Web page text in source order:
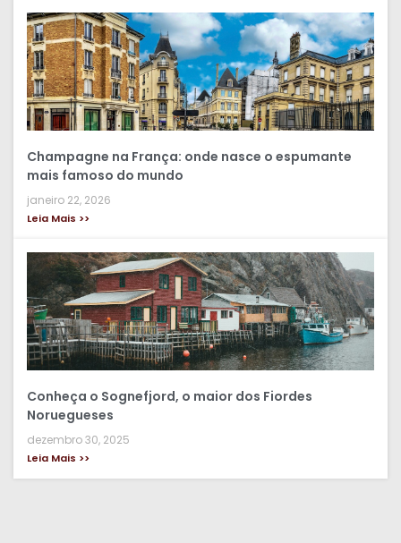
Champagne na França: onde nasce o espumante
mais famoso do mundo
janeiro 22, 2026
Leia Mais >>
Conheça o Sognefjord, o maior dos Fiordes
Noruegueses
dezembro 30, 2025
Leia Mais >>